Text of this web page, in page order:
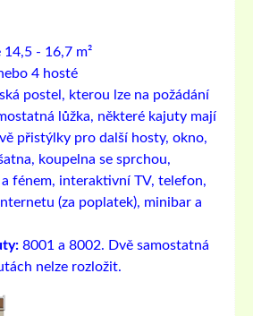
14,5 - 16,7 m²
4 hosté
postel, kterou lze na požádání
lůžka, některé kajuty mají
přistýlky pro další hosty, okno,
koupelna se sprchou,
fénem, ​​interaktivní TV, telefon,
(za poplatek), minibar a
8001 a 8002. Dvě samostatná
nelze rozložit.